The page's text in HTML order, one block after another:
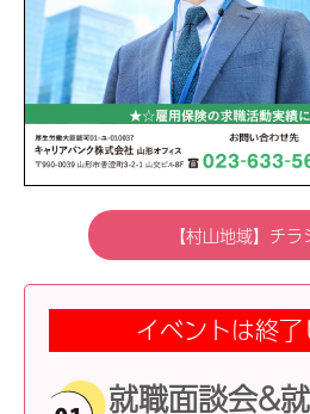
【村山地域】チ
イベントは終
就職面談会&